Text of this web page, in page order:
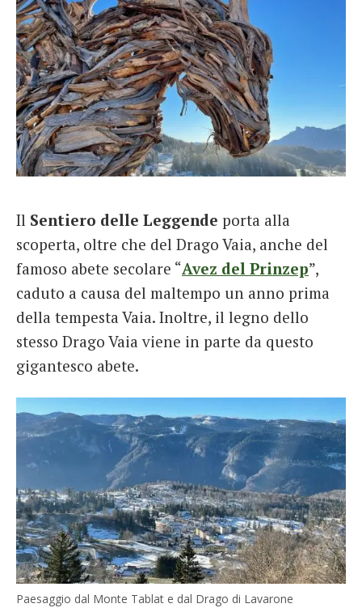
Il Sentiero delle Leggende porta alla
scoperta, oltre che del Drago Vaia, anche del
famoso abete secolare “Avez del Prinzep”,
caduto a causa del maltempo un anno prima
della tempesta Vaia. Inoltre, il legno dello
stesso Drago Vaia viene in parte da questo
gigantesco abete.
Paesaggio dal Monte Tablat e dal Drago di Lavarone